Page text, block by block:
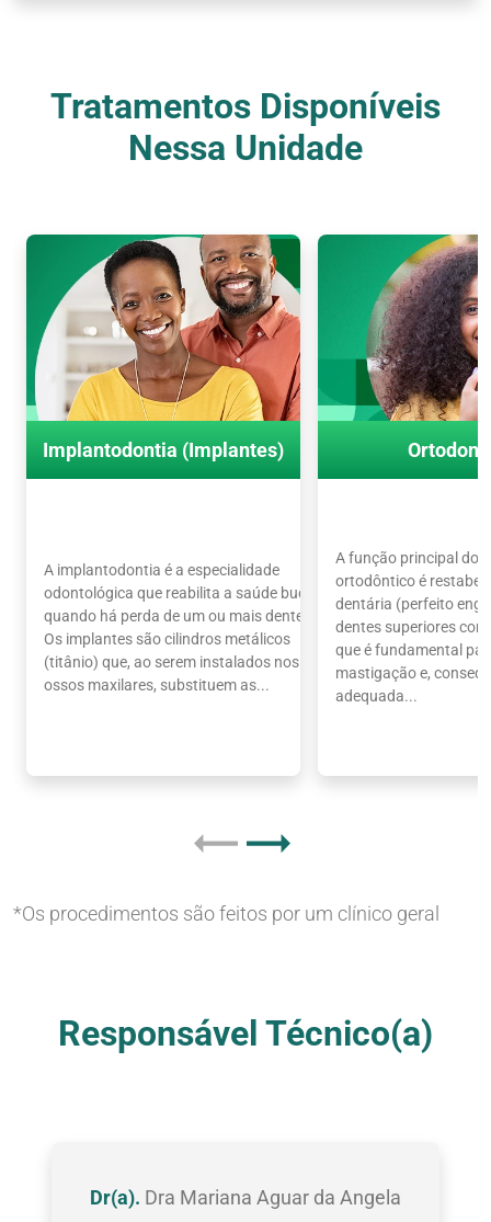
Nossos Tratamentos
Tratamentos Disponíveis
Nessa Unidade
Implantodontia (Implantes)
A implantodontia é a especialidade
odontológica que reabilita a saúde bucal
quando há perda de um ou mais dentes.
Os implantes são cilindros metálicos
(titânio) que, ao serem instalados nos
ossos maxilares, substituem as...
A função principal do
ortodôntico é
dentária (perfeito
dentes superiores
que é fundamental
mastigação e,
adequada...
*Os procedimentos são feitos por um clínico geral
Responsável Técnico(a)
Dr(a). Dra Mariana Aguar da Angela